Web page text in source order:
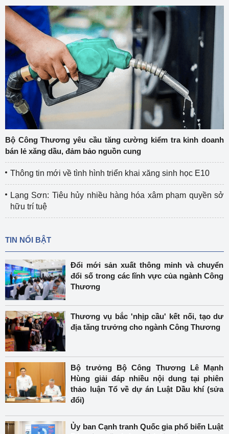
Bộ Công Thương yêu cầu tăng cường kiểm tra kinh doanh
bán lẻ xăng dầu, đảm bảo nguồn cung
Thông tin mới về tình hình triển khai xăng sinh học E10
Lạng Sơn: Tiêu hủy nhiều hàng hóa xâm phạm quyền sở
hữu trí tuệ
TIN NỔI BẬT
Đổi mới sản xuất thông minh và chuyển
đổi số trong các lĩnh vực của ngành Công
Thương
Thương vụ bắc 'nhịp cầu' kết nối, tạo dư
địa tăng trưởng cho ngành Công Thương
Bộ trưởng Bộ Công Thương Lê Mạnh
Hùng giải đáp nhiều nội dung tại phiên
thảo luận Tổ về dự án Luật Dầu khí (sửa
đổi)
Ủy ban Cạnh tranh Quốc gia phổ biến Luật